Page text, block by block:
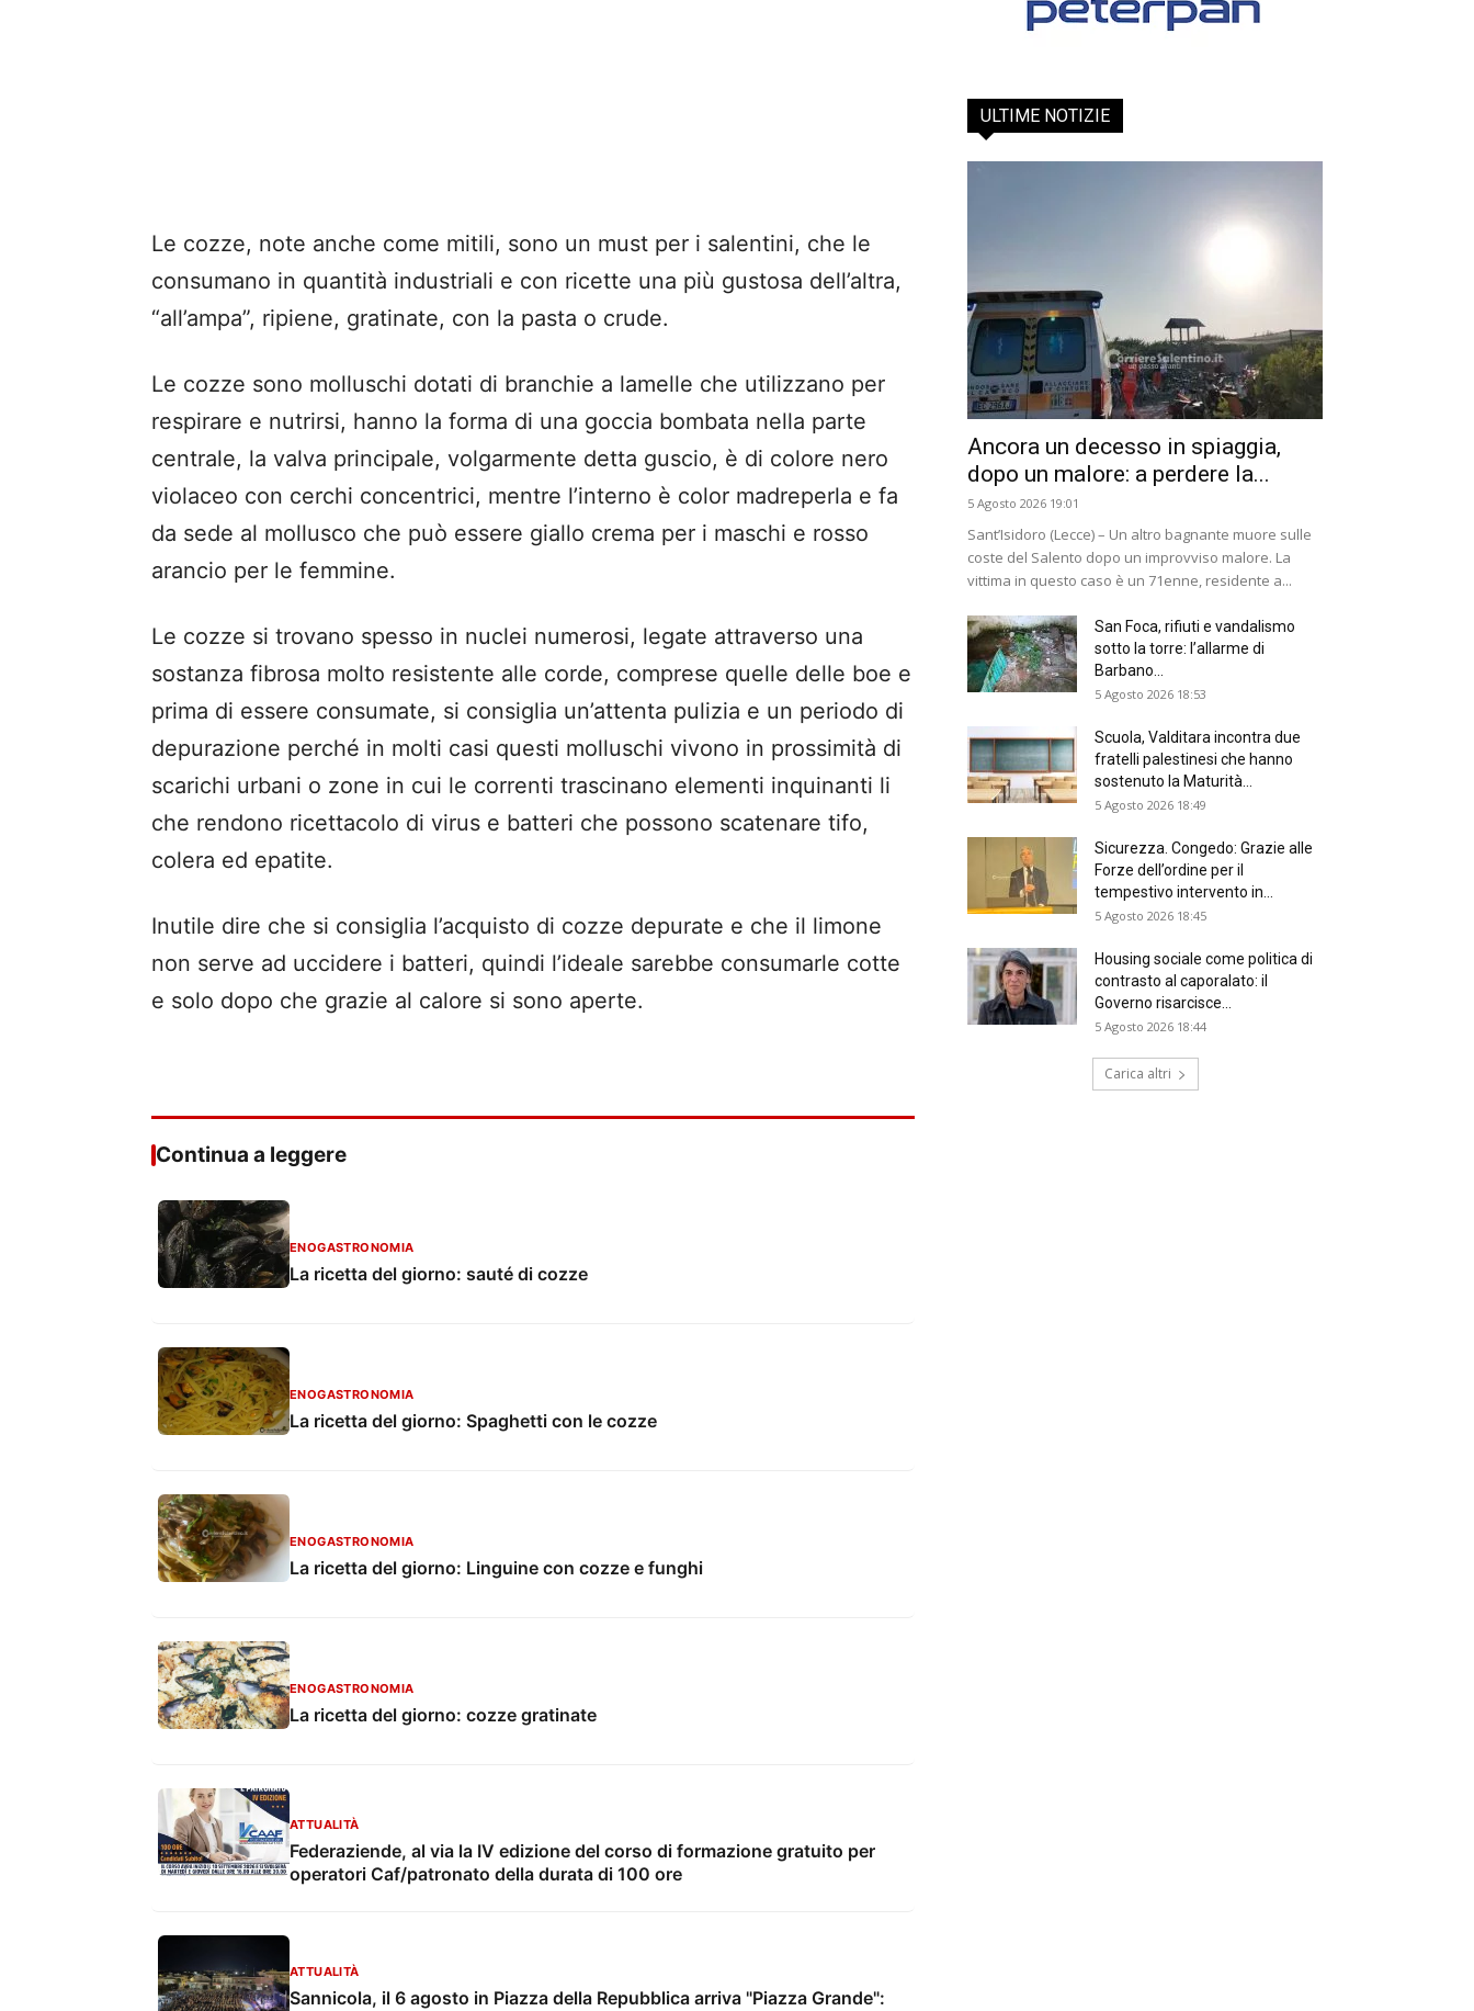
Le cozze, note anche come mitili, sono un must per i salentini, che le
consumano in quantità industriali e con ricette una più gustosa dell’altra,
“all’ampa”, ripiene, gratinate, con la pasta o crude.
Le cozze sono molluschi dotati di branchie a lamelle che utilizzano per
respirare e nutrirsi, hanno la forma di una goccia bombata nella parte
centrale, la valva principale, volgarmente detta guscio, è di colore nero
violaceo con cerchi concentrici, mentre l’interno è color madreperla e fa
da sede al mollusco che può essere giallo crema per i maschi e rosso
arancio per le femmine.
Le cozze si trovano spesso in nuclei numerosi, legate attraverso una
sostanza fibrosa molto resistente alle corde, comprese quelle delle boe e
prima di essere consumate, si consiglia un’attenta pulizia e un periodo di
depurazione perché in molti casi questi molluschi vivono in prossimità di
scarichi urbani o zone in cui le correnti trascinano elementi inquinanti li
che rendono ricettacolo di virus e batteri che possono scatenare tifo,
colera ed epatite.
Inutile dire che si consiglia l’acquisto di cozze depurate e che il limone
non serve ad uccidere i batteri, quindi l’ideale sarebbe consumarle cotte
e solo dopo che grazie al calore si sono aperte.
Continua a leggere
ENOGASTRONOMIA
La ricetta del giorno: sauté di cozze
ENOGASTRONOMIA
La ricetta del giorno: Spaghetti con le cozze
ENOGASTRONOMIA
La ricetta del giorno: Linguine con cozze e funghi
ENOGASTRONOMIA
La ricetta del giorno: cozze gratinate
ATTUALITÀ
Federaziende, al via la IV edizione del corso di formazione gratuito per
operatori Caf/patronato della durata di 100 ore
ATTUALITÀ
Sannicola, il 6 agosto in Piazza della Repubblica arriva "Piazza Grande":
ULTIME NOTIZIE
Ancora un decesso in spiaggia,
dopo un malore: a perdere la...
5 Agosto 2026 19:01
Sant’Isidoro (Lecce) – Un altro bagnante muore sulle
coste del Salento dopo un improvviso malore. La
vittima in questo caso è un 71enne, residente a...
San Foca, rifiuti e vandalismo
sotto la torre: l’allarme di
Barbano...
5 Agosto 2026 18:53
Scuola, Valditara incontra due
fratelli palestinesi che hanno
sostenuto la Maturità...
5 Agosto 2026 18:49
Sicurezza. Congedo: Grazie alle
Forze dell’ordine per il
tempestivo intervento in...
5 Agosto 2026 18:45
Housing sociale come politica di
contrasto al caporalato: il
Governo risarcisce...
5 Agosto 2026 18:44
Carica altri